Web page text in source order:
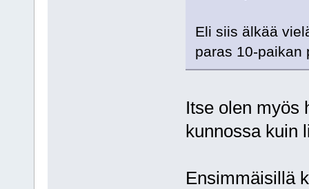
Eli siis älkää
paras 10-paikan
Itse olen myös
kunnossa kuin
Ensimmäisillä